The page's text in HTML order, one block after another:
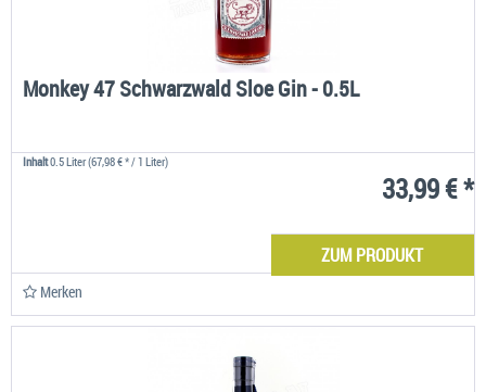
Monkey 47 Schwarzwald Sloe Gin - 0.5L
Inhalt0.5 Liter(67,98 € * / 1 Liter)
33,99 € *
ZUM PRODUKT
Merken